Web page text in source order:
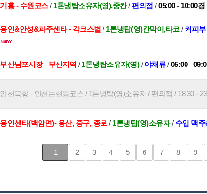
기흥 - 수원코스/ 1톤냉탑소유자(영),중칸/편의점 /05:00 - 10:00경
용인&안성&파주센타 - 각코스별 / 1톤냉탑(영)칸막이,타코 / 커피
부산남포시장 - 부산지역 / 1톤냉탑소유자(영)/ 야채류/05:00 -
인천북항 - 인천논현동코스 / 1톤냉탑(영)소유자 / 편의점 / 18:30 -
용인센타(백암면)- 용산, 중구, 종로 / 1톤냉탑(영)소유자/ 수입 맥주
1 2 3 4 5 6 7 8 9